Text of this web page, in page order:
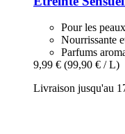
Pour les
Nourrissante
Parfums
9,99 € (99,90 € / L)
Livraison jusqu'au